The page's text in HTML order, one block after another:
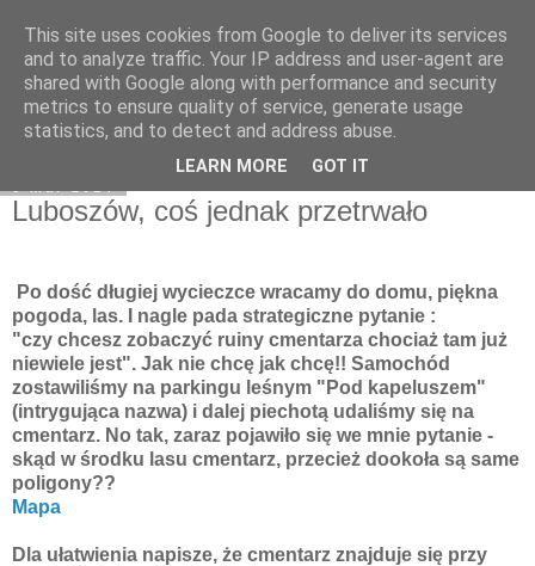
Moje miejsce
Luboszów, coś jednak przetrwało
Po dość długiej wycieczce wracamy do domu, piękna
pogoda, las. I nagle pada strategiczne pytanie :
"czy chcesz zobaczyć ruiny cmentarza chociaż tam już
niewiele jest". Jak nie chcę jak chcę!! Samochód
zostawiliśmy na parkingu leśnym "Pod kapeluszem"
(intrygująca nazwa) i dalej piechotą udaliśmy się na
cmentarz. No tak, zaraz pojawiło się we mnie pytanie -
skąd w środku lasu cmentarz, przecież dookoła są same
poligony??
Mapa
Dla ułatwienia napisze, że cmentarz znajduje się przy
This site uses cookies from Google to deliver its services
and to analyze traffic. Your IP address and user-agent are
shared with Google along with performance and security
metrics to ensure quality of service, generate usage
statistics, and to detect and address abuse.
LEARN MORE GOT IT